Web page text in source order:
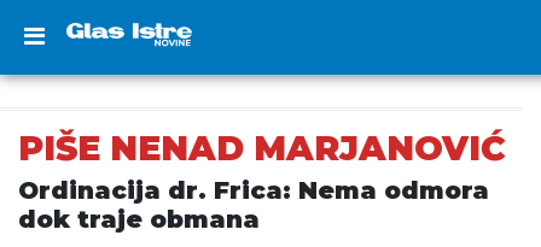
PIŠE NENAD MARJANOVIĆ
Ordinacija dr. Frica: Nema odmora
dok traje obmana